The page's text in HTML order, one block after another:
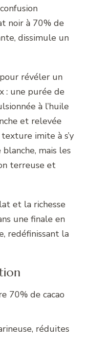
noir à 70% de
dissimule un
révéler un
: une purée de
à l’huile
et relevée
imite à s’y
mais les
terreuse et
et la richesse
une finale en
redéfinissant la
70% de cacao
réduites